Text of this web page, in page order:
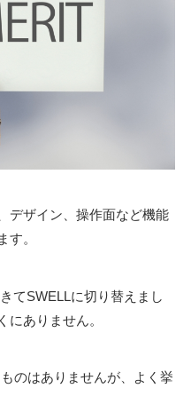
デザイン、操作面など機能
す。
てSWELLに切り替えまし
にありません。
のはありませんが、よく挙